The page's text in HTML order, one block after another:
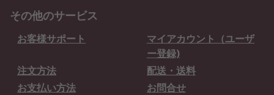
その他のサービス
お客様サポート
マイアカウント（ユーザ
ー登録)
注文方法
配送・送料
お支払い方法
お問合せ